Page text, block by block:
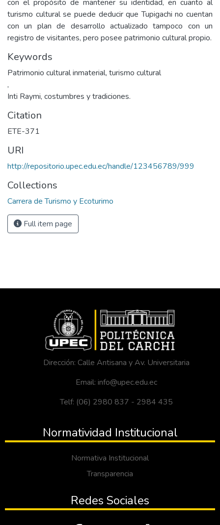
con el propósito de mantener su identidad, en cuanto al
turismo cultural se puede deducir que Tupigachi no cuentan
con un plan de desarrollo actualizado tampoco con un
registro de visitantes, pero posee patrimonio cultural propio.
Keywords
Patrimonio cultural inmaterial, turismo cultural
,
Inti Raymi, costumbres y tradiciones.
Citation
ETE-371
URI
http://repositorio.upec.edu.ec/handle/123456789/999
Collections
Carrera de Turismo y Ecoturimo
Full item page
Dirección: Calle Antisana y Av. Universitaria
Email: info@upec.edu.ec
Telf: (06) 2980 837 - 2984 435
Normatividad Institucional
Normativa Institucional
Transparencia
Redes Sociales